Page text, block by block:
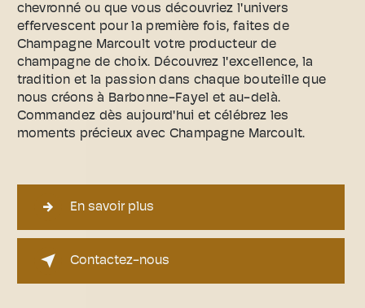
chevronné ou que vous découvriez l'univers
effervescent pour la première fois, faites de
Champagne Marcoult votre producteur de
champagne de choix. Découvrez l'excellence, la
tradition et la passion dans chaque bouteille que
nous créons à Barbonne-Fayel et au-delà.
Commandez dès aujourd'hui et célébrez les
moments précieux avec Champagne Marcoult.
En savoir plus
Contactez-nous